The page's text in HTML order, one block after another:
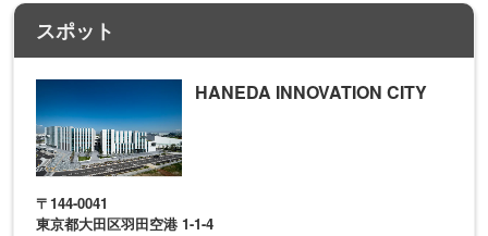
スポット
HANEDA INNOVATION CITY
〒144-0041
東京都大田区羽田空港 1-1-4